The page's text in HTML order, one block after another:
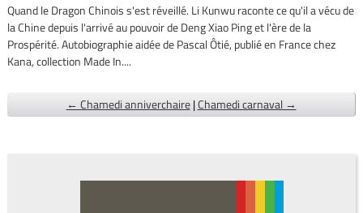
Quand le Dragon Chinois s'est réveillé. Li Kunwu raconte ce qu'il a vécu de
la Chine depuis l'arrivé au pouvoir de Deng Xiao Ping et l'ère de la
Prospérité. Autobiographie aidée de Pascal Ôtié, publié en France chez
Kana, collection Made In....
← Chamedi anniverchaire |Chamedi carnaval →